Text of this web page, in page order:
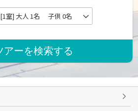
[1室] 大人 1名 子供 0名